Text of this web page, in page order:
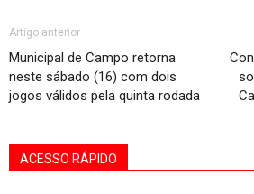
Artigo anterior
Municipal de Campo retorna
neste sábado (16) com dois
jogos válidos pela quinta rodada
ACESSO RÁPIDO